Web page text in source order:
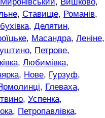
Миронівський , Вишково,
, Ставище, Романів,
, Делятин,
, Масандра, Леніне,
, Петрове,
, Любимівка,
, Нове, Гурзуф,
, Глеваха,
, Успенка,
, Петропавлівка,